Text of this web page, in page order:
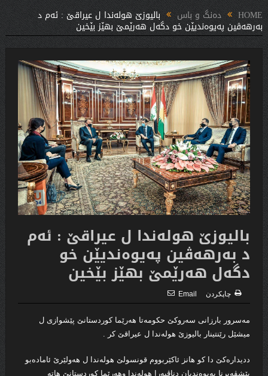
بریار ده‌رئێخستن
HOME دەنگ و باس بالیوزێ هوله‌ندا ل عیراقێ : ئه‌م د
به‌رهه‌ڤین په‌یوه‌ندیێن خو دگه‌ل هه‌رێمێ بهێز بێخین
بالیوزێ هوله‌ندا ل عیراقێ : ئه‌م
د به‌رهه‌ڤین په‌یوه‌ندیێن خو
دگه‌ل هه‌رێمێ بهێز بێخین
چاپكردن Email
مه‌سرور بارزانى سه‌روكێ حكومه‌تا هه‌رێما كوردستانێ پێشوازى ل
میشێل رێنتینار بالیوزێ هوله‌ندا ل عیراقێ كر .
ددیداره‌كێ دا كو هانز ئاكێر‌بووم قونسولێ هوله‌ندا ل هه‌ولێرێ ئاماده‌بو
پێشڤه‌برنا په‌یوه‌ندیان دناڤبه‌را هوله‌ندا وهه‌رێما كوردستانێ هاته‌